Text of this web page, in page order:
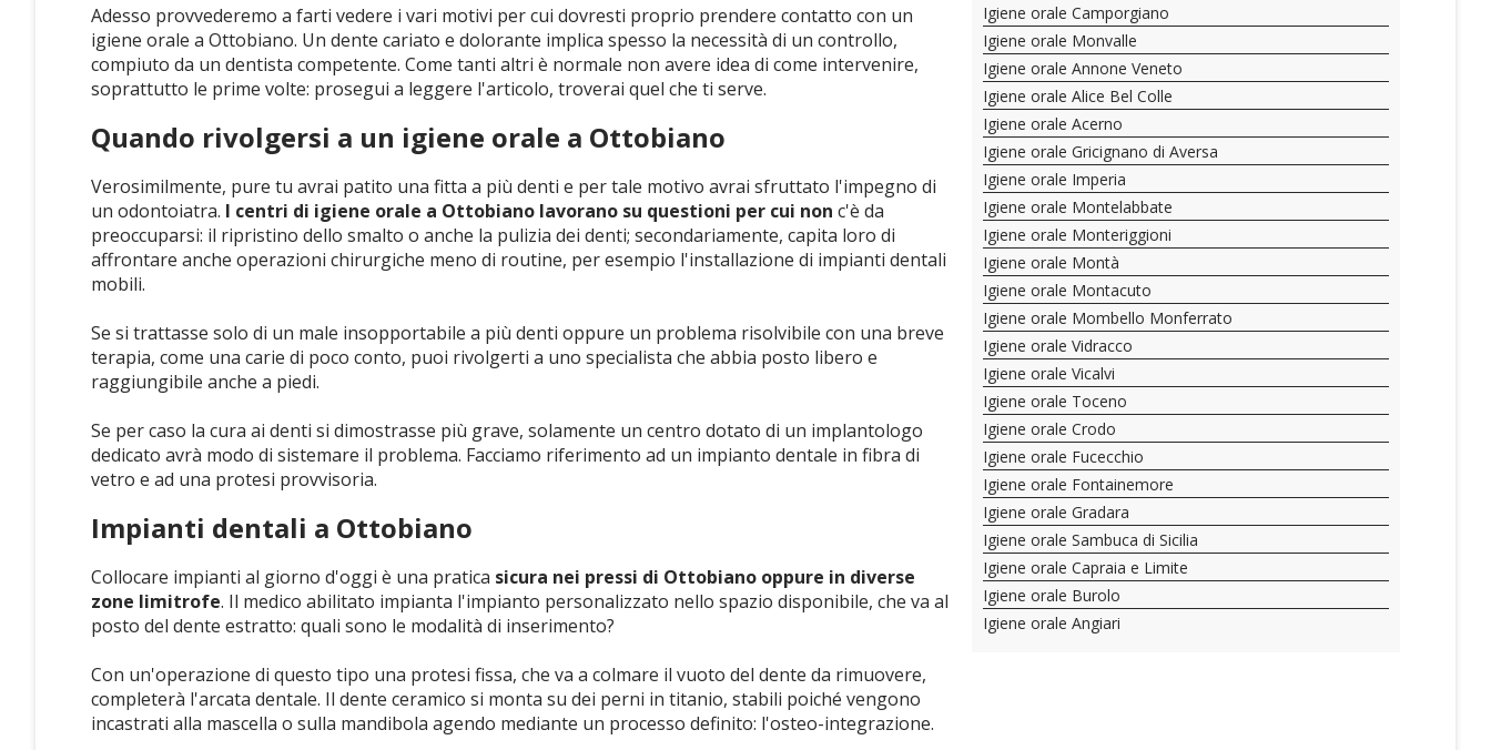
Adesso provvederemo a farti vedere i vari motivi per cui dovresti proprio prendere contatto con un
igiene orale a Ottobiano. Un dente cariato e dolorante implica spesso la necessità di un controllo,
compiuto da un dentista competente. Come tanti altri è normale non avere idea di come intervenire,
soprattutto le prime volte: prosegui a leggere l'articolo, troverai quel che ti serve.
Quando rivolgersi a un igiene orale a Ottobiano
Verosimilmente, pure tu avrai patito una fitta a più denti e per tale motivo avrai sfruttato l'impegno di
un odontoiatra. I centri di igiene orale a Ottobiano lavorano su questioni per cui non c'è da
preoccuparsi: il ripristino dello smalto o anche la pulizia dei denti; secondariamente, capita loro di
affrontare anche operazioni chirurgiche meno di routine, per esempio l'installazione di impianti dentali
mobili.
Se si trattasse solo di un male insopportabile a più denti oppure un problema risolvibile con una breve
terapia, come una carie di poco conto, puoi rivolgerti a uno specialista che abbia posto libero e
raggiungibile anche a piedi.
Se per caso la cura ai denti si dimostrasse più grave, solamente un centro dotato di un implantologo
dedicato avrà modo di sistemare il problema. Facciamo riferimento ad un impianto dentale in fibra di
vetro e ad una protesi provvisoria.
Impianti dentali a Ottobiano
Collocare impianti al giorno d'oggi è una pratica sicura nei pressi di Ottobiano oppure in diverse
zone limitrofe. Il medico abilitato impianta l'impianto personalizzato nello spazio disponibile, che va al
posto del dente estratto: quali sono le modalità di inserimento?
Con un'operazione di questo tipo una protesi fissa, che va a colmare il vuoto del dente da rimuovere,
completerà l'arcata dentale. Il dente ceramico si monta su dei perni in titanio, stabili poiché vengono
incastrati alla mascella o sulla mandibola agendo mediante un processo definito: l'osteo-integrazione.
Igiene orale Camporgiano
Igiene orale Monvalle
Igiene orale Annone Veneto
Igiene orale Alice Bel Colle
Igiene orale Acerno
Igiene orale Gricignano di Aversa
Igiene orale Imperia
Igiene orale Montelabbate
Igiene orale Monteriggioni
Igiene orale Montà
Igiene orale Montacuto
Igiene orale Mombello Monferrato
Igiene orale Vidracco
Igiene orale Vicalvi
Igiene orale Toceno
Igiene orale Crodo
Igiene orale Fucecchio
Igiene orale Fontainemore
Igiene orale Gradara
Igiene orale Sambuca di Sicilia
Igiene orale Capraia e Limite
Igiene orale Burolo
Igiene orale Angiari